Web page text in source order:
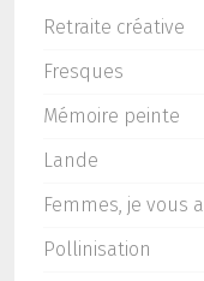
Retraite créative
Fresques
Mémoire peinte
Lande
Femmes, je vous
Pollinisation